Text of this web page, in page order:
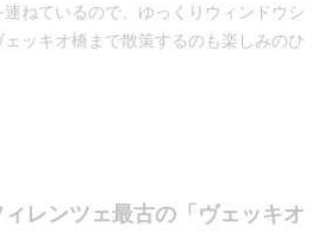
ねているので、ゆっくりウィンドウシ
ッキオ橋まで散策するのも楽しみのひ
ィレンツェ最古の「ヴェッキオ